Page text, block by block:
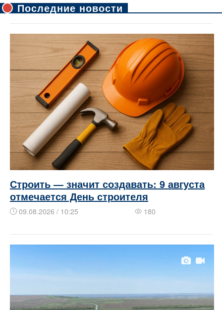
Последние новости
Строить — значит создавать: 9 августа
отмечается День строителя
09.08.2026 / 10:25 180